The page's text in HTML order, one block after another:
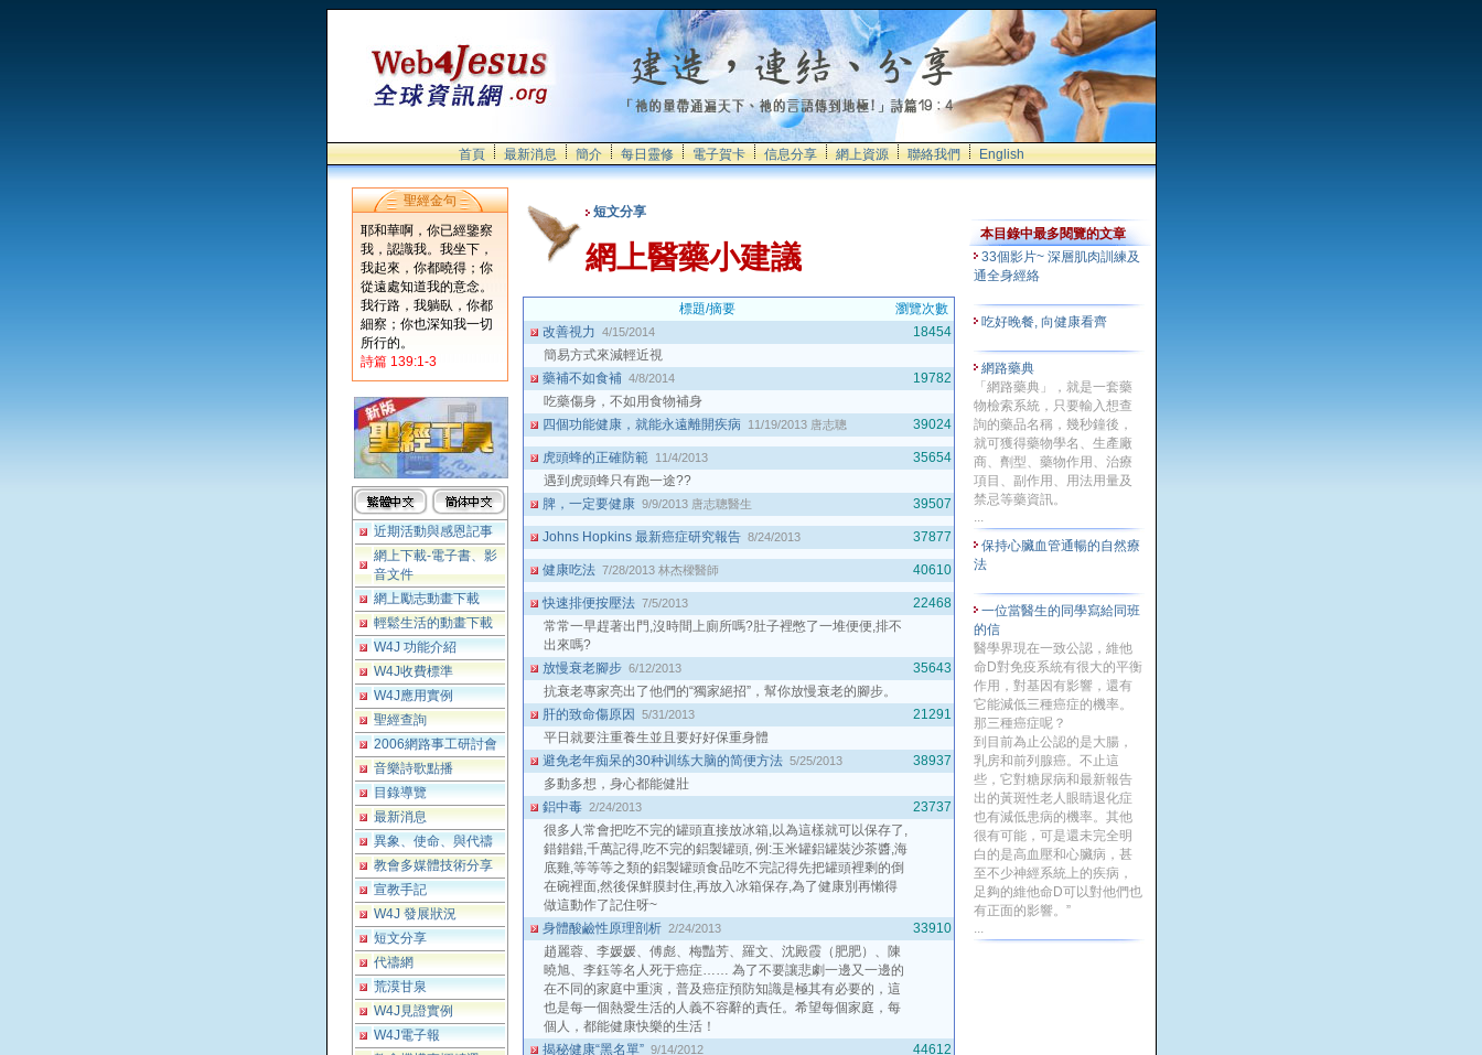
首頁 最新消息 簡介 每日靈修 電子賀卡 信息分享 網上資源 聯絡我們 English
聖經金句
耶和華啊，你已經鑒察
我，認識我。我坐下，
我起來，你都曉得；你
從遠處知道我的意念。
我行路，我躺臥，你都
細察；你也深知我一切
所行的。
詩篇 139:1-3
近期活動與感恩記事
網上下載-電子書、影
音文件
網上勵志動畫下載
輕鬆生活的動畫下載
W4J 功能介紹
W4J收費標準
W4J應用實例
聖經查詢
2006網路事工研討會
音樂詩歌點播
目錄導覽
最新消息
異象、使命、與代禱
教會多媒體技術分享
宣教手記
W4J 發展狀況
短文分享
代禱網
荒漠甘泉
W4J見證實例
W4J電子報
短文分享
網上醫藥小建議
標題/摘要
瀏覽次數
改善視力 4/15/2014
18454
簡易方式來減輕近視
藥補不如食補 4/8/2014
19782
吃藥傷身，不如用食物補身
四個功能健康，就能永遠離開疾病 11/19/2013 唐志聰 39024
虎頭蜂的正確防範 11/4/2013
35654
遇到虎頭蜂只有跑一途??
脾，一定要健康 9/9/2013 唐志聰醫生 39507
Johns Hopkins 最新癌症研究報告 8/24/2013 37877
健康吃法 7/28/2013 林杰樑醫師 40610
快速排便按壓法 7/5/2013
22468
常常一早趕著出門,沒時間上廁所嗎?肚子裡憋了一堆便便,排不
出來嗎?
放慢衰老腳步 6/12/2013
35643
抗衰老專家亮出了他們的“獨家絕招”，幫你放慢衰老的腳步。
肝的致命傷原因
5/31/2013
21291
平日就要注重養生並且要好好保重身體
避免老年痴呆的30种训练大脑的简便方法 5/25/2013
38937
多動多想，身心都能健壯
鋁中毒 2/24/2013
23737
很多人常會把吃不完的罐頭直接放冰箱,以為這樣就可以保存了,
錯錯錯,千萬記得,吃不完的鋁製罐頭, 例:玉米罐鋁罐裝沙茶醬,海
底雞,等等等之類的鋁製罐頭食品吃不完記得先把罐頭裡剩的倒
在碗裡面,然後保鮮膜封住,再放入冰箱保存,為了健康別再懶得
做這動作了記住呀~
身體酸鹼性原理剖析 2/24/2013
33910
趙麗蓉、李媛媛、傅彪、梅豔芳、羅文、沈殿霞（肥肥）、陳
曉旭、李鈺等名人死于癌症…… 為了不要讓悲劇一邊又一邊的
在不同的家庭中重演，普及癌症預防知識是極其有必要的，這
也是每一個熱愛生活的人義不容辭的責任。希望每個家庭，每
個人，都能健康快樂的生活！
揭秘健康“黑名單” 9/14/2012
44612
本目錄中最多閱覽的文章
33個影片~ 深層肌肉訓練及
通全身經絡
吃好晚餐, 向健康看齊
網路藥典
「網路藥典」，就是一套藥
物檢索系統，只要輸入想查
詢的藥品名稱，幾秒鐘後，
就可獲得藥物學名、生產廠
商、劑型、藥物作用、治療
項目、副作用、用法用量及
禁忌等藥資訊。
...
保持心臟血管通暢的自然療
法
一位當醫生的同學寫給同班
的信
醫學界現在一致公認，維他
命D對免疫系統有很大的平衡
作用，對基因有影響，還有
它能減低三種癌症的機率。
那三種癌症呢？
到目前為止公認的是大腸，
乳房和前列腺癌。不止這
些，它對糖尿病和最新報告
出的黃斑性老人眼睛退化症
也有減低患病的機率。其他
很有可能，可是還未完全明
白的是高血壓和心臟病，甚
至不少神經系統上的疾病，
足夠的維他命D可以對他們也
有正面的影響。”
...